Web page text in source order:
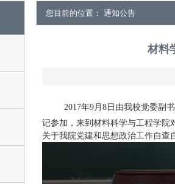
您目前的位置： 通知公告
材料
2017年9月8日 由我校党委副
记参加，来到材料科学与工程学院
关于我院党建和思想政治工作自查